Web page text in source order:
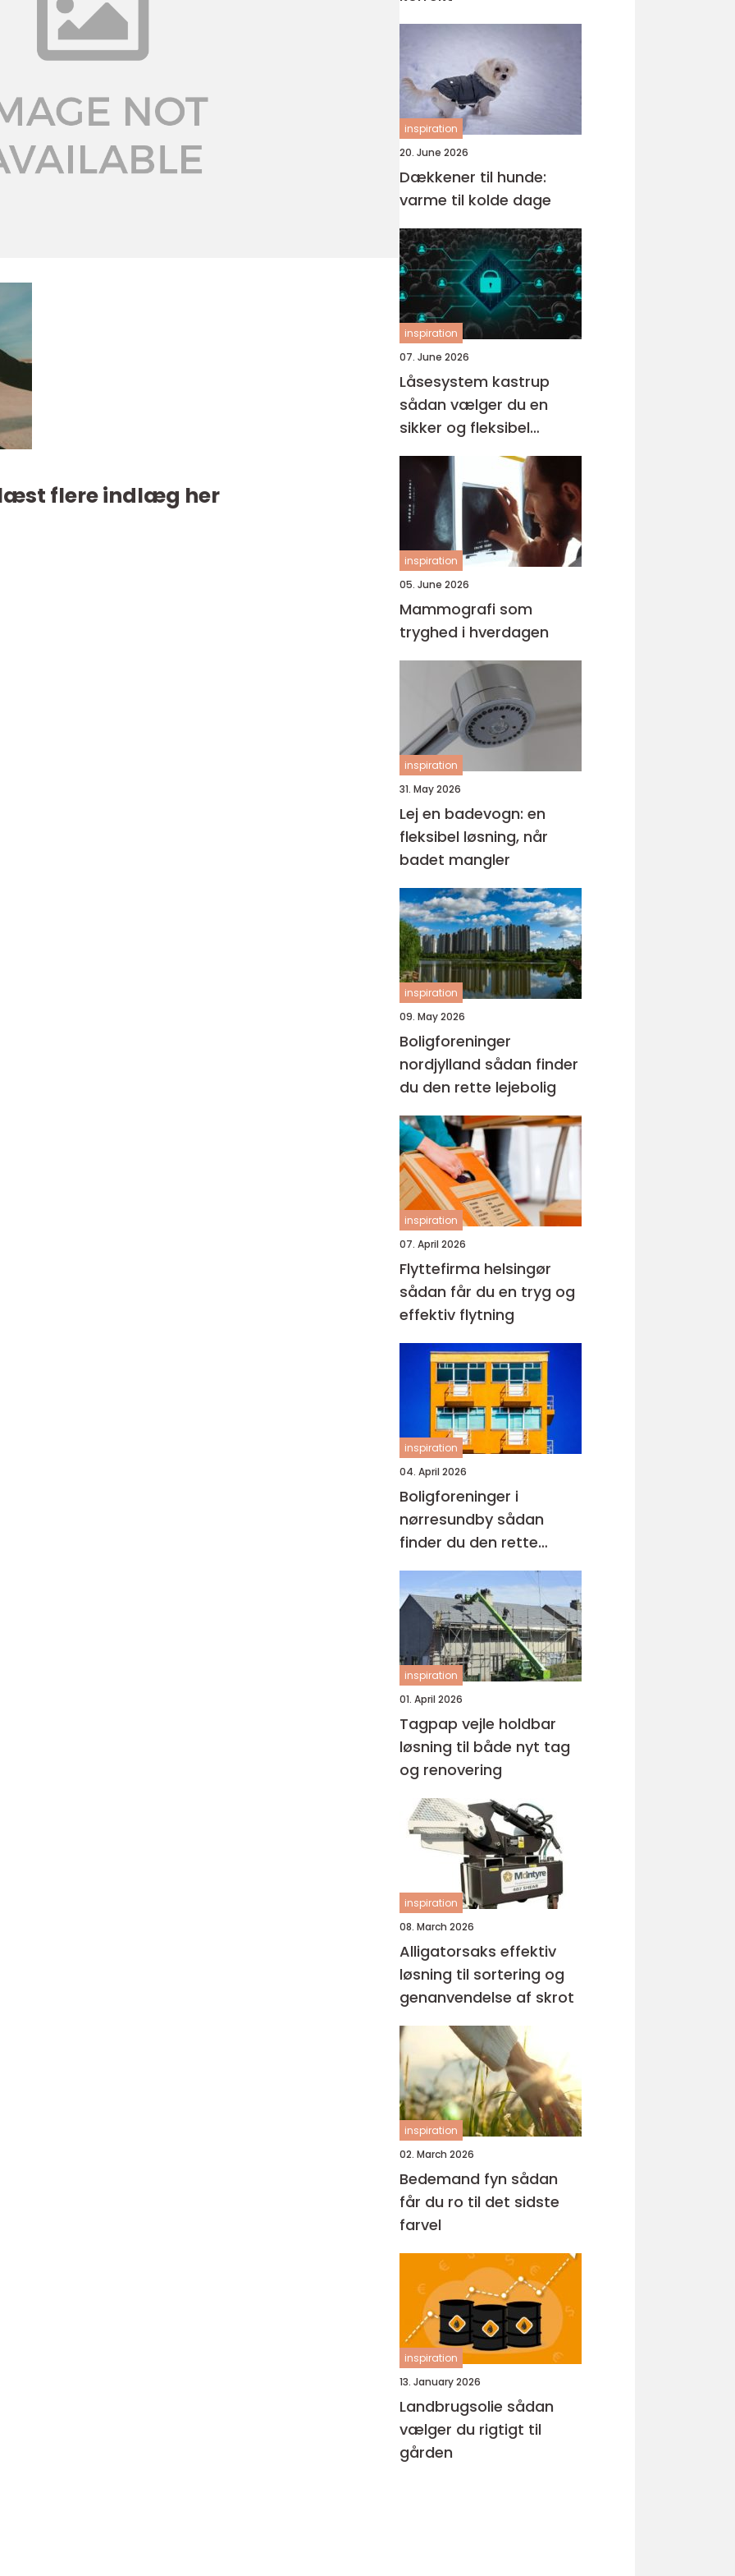
flere indlæg her
inspiration
20. June 2026
Dækkener til hunde:
varme til kolde dage
inspiration
07. June 2026
Låsesystem kastrup
sådan vælger du en
sikker og fleksibel
løsning
inspiration
05. June 2026
Mammografi som
tryghed i hverdagen
inspiration
31. May 2026
Lej en badevogn: en
fleksibel løsning, når
badet mangler
inspiration
09. May 2026
Boligforeninger
nordjylland sådan finder
du den rette lejebolig
inspiration
07. April 2026
Flyttefirma helsingør
sådan får du en tryg og
effektiv flytning
inspiration
04. April 2026
Boligforeninger i
nørresundby sådan
finder du den rette
lejebolig
inspiration
01. April 2026
Tagpap vejle holdbar
løsning til både nyt tag
og renovering
inspiration
08. March 2026
Alligatorsaks effektiv
løsning til sortering og
genanvendelse af skrot
inspiration
02. March 2026
Bedemand fyn sådan
får du ro til det sidste
farvel
inspiration
13. January 2026
Landbrugsolie sådan
vælger du rigtigt til
gården